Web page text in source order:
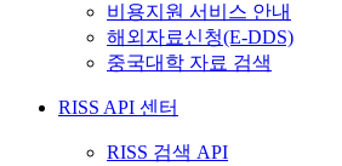
비용지원 서비스 안내
해외자료신청(E-DDS)
중국대학 자료 검색
RISS API 센터
RISS 검색 API